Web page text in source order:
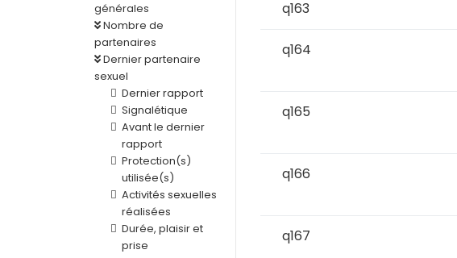
générales
Nombre de
partenaires
Dernier partenaire
sexuel
Dernier rapport
Signalétique
Avant le dernier
rapport
Protection(s)
utilisée(s)
Activités sexuelles
réalisées
Durée, plaisir et
prise
q163
q164
q165
q166
q167